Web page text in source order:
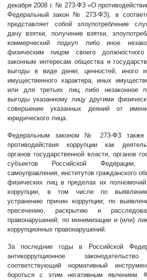
декабря 2008 г. № 273-ФЗ «О
Федеральный закон № 273-ФЗ), в
представляет собой злоупотребление
дачу взятки, получение взятки,
коммерческий подкуп либо иное
физическим лицом своего
законным интересам общества и
выгоды в виде денег, ценностей, иного
имущественного характера, иных
или для третьих лиц либо незаконное
выгоды указанному лицу другими
совершение указанных деяний от
юридического лица.
Федеральным законом № 273-ФЗ также
противодействия коррупции как
органов государственной власти, органов
субъектов Российской Федерации,
самоуправления, институтов гражданского
физических лиц в пределах их
коррупции, в том числе по
устранению причин коррупции; по
пресечению, раскрытию и
правонарушений; по минимизации и (или)
коррупционных правонарушений.
За последние годы в Российской
антикоррупционное
соответствующий нормативный
бороться с этим негативным явлением.